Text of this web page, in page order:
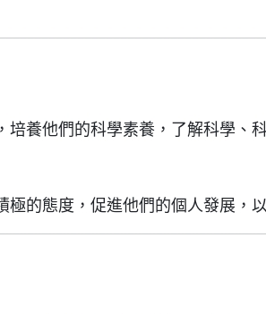
培養他們的科學素養，了解科學、
極的態度，促進他們的個人發展，